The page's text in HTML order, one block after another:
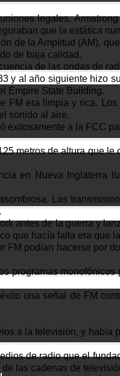
legales,
que la estática
de la Amplitud (AM),
de baja calidad.
de las ondas de
y al año siguiente hizo
Empire State Building.
FM era limpia y rica.
sonido al aire.
a la FCC
metros de altura que
en Nueva Inglaterra
Las
antes de la guerra y
que hacía falta era que
FM podían hacerse por
programas
una señal de FM
a la televisión, y
de radio que el
las cadenas de